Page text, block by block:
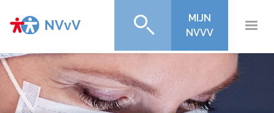
MIJN
NVVV